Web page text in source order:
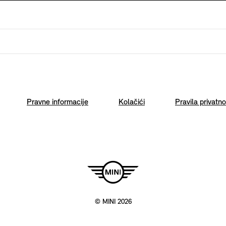
Pravne informacije Kolačići Pravila
© MINI 2026